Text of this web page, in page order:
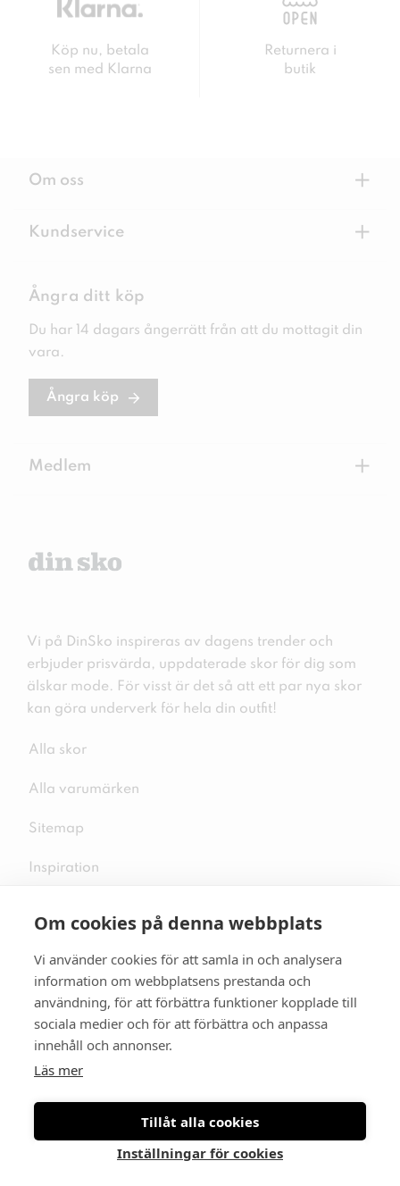
Om cookies på denna webbplats
Vi använder cookies för att samla in och analysera
information om webbplatsens prestanda och
användning, för att förbättra funktioner kopplade till
sociala medier och för att förbättra och anpassa
innehåll och annonser.
Läs mer
Tillåt alla cookies
Inställningar för cookies
Köp nu, betala
sen med Klarna
Returnera i
butik
Om oss +
Kundservice +
Ångra ditt köp
Du har 14 dagars ångerrätt från att du mottagit din
vara.
Ångra köp
Medlem +
Vi på DinSko inspireras av dagens trender och
erbjuder prisvärda, uppdaterade skor för dig som
älskar mode. För visst är det så att ett par nya skor
kan göra underverk för hela din outfit!
Alla skor
Alla varumärken
Sitemap
Inspiration
Följ oss på sociala medier
Se mer skor: skopunkten.se